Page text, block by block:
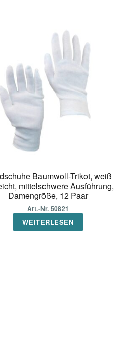
Baumwoll-Trikot, weiß
mittelschwere Ausführung,
Damengröße, 12 Paar
Art.-Nr. 50821
WEITERLESEN